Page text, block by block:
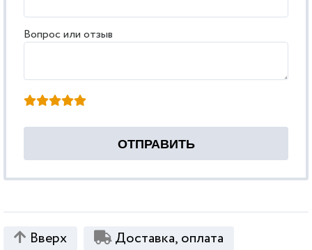
Вопрос или отзыв
Вверх
Доставка, оплата